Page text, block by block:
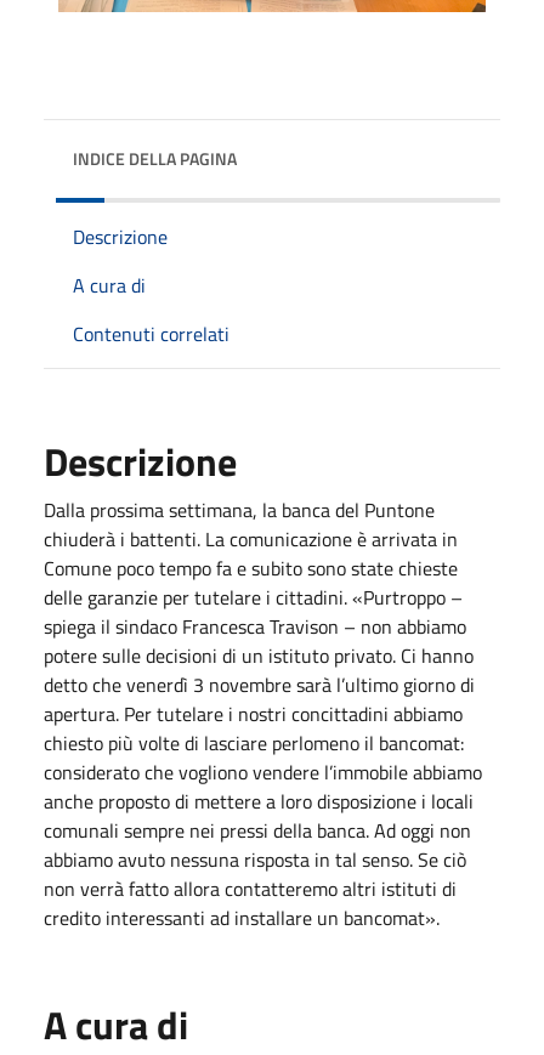
INDICE DELLA PAGINA
Descrizione
A cura di
Contenuti correlati
Descrizione
Dalla prossima settimana, la banca del Puntone
chiuderà i battenti. La comunicazione è arrivata in
Comune poco tempo fa e subito sono state chieste
delle garanzie per tutelare i cittadini. «Purtroppo –
spiega il sindaco Francesca Travison – non abbiamo
potere sulle decisioni di un istituto privato. Ci hanno
detto che venerdì 3 novembre sarà l’ultimo giorno di
apertura. Per tutelare i nostri concittadini abbiamo
chiesto più volte di lasciare perlomeno il bancomat:
considerato che vogliono vendere l’immobile abbiamo
anche proposto di mettere a loro disposizione i locali
comunali sempre nei pressi della banca. Ad oggi non
abbiamo avuto nessuna risposta in tal senso. Se ciò
non verrà fatto allora contatteremo altri istituti di
credito interessanti ad installare un bancomat».
A cura di